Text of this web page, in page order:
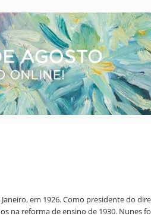
em 1926. Como presidente do
reforma de ensino de 1930. Nunes